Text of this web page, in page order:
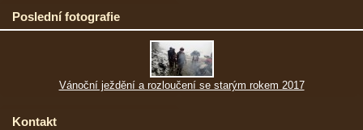
Poslední fotografie
Vánoční ježdění a rozloučení se starým rokem 2017
Kontakt